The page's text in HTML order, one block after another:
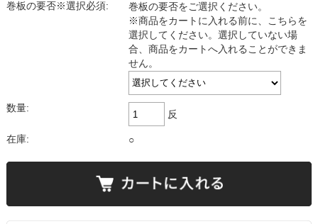
巻板の要否※選択必須:
巻板の要否をご選択ください。
※商品をカートに入れる前に、こちらを
選択してください。選択していない場
合、商品をカートへ入れることができま
せん。
数量:
反
在庫: ○